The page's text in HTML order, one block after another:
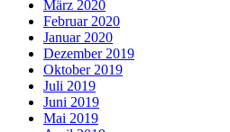
März 2020
Februar 2020
Januar 2020
Dezember 2019
Oktober 2019
Juli 2019
Juni 2019
Mai 2019